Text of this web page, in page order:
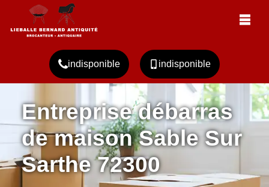
indisponible indisponible
Entreprise débarras
de maison Sable Sur
Sarthe 72300